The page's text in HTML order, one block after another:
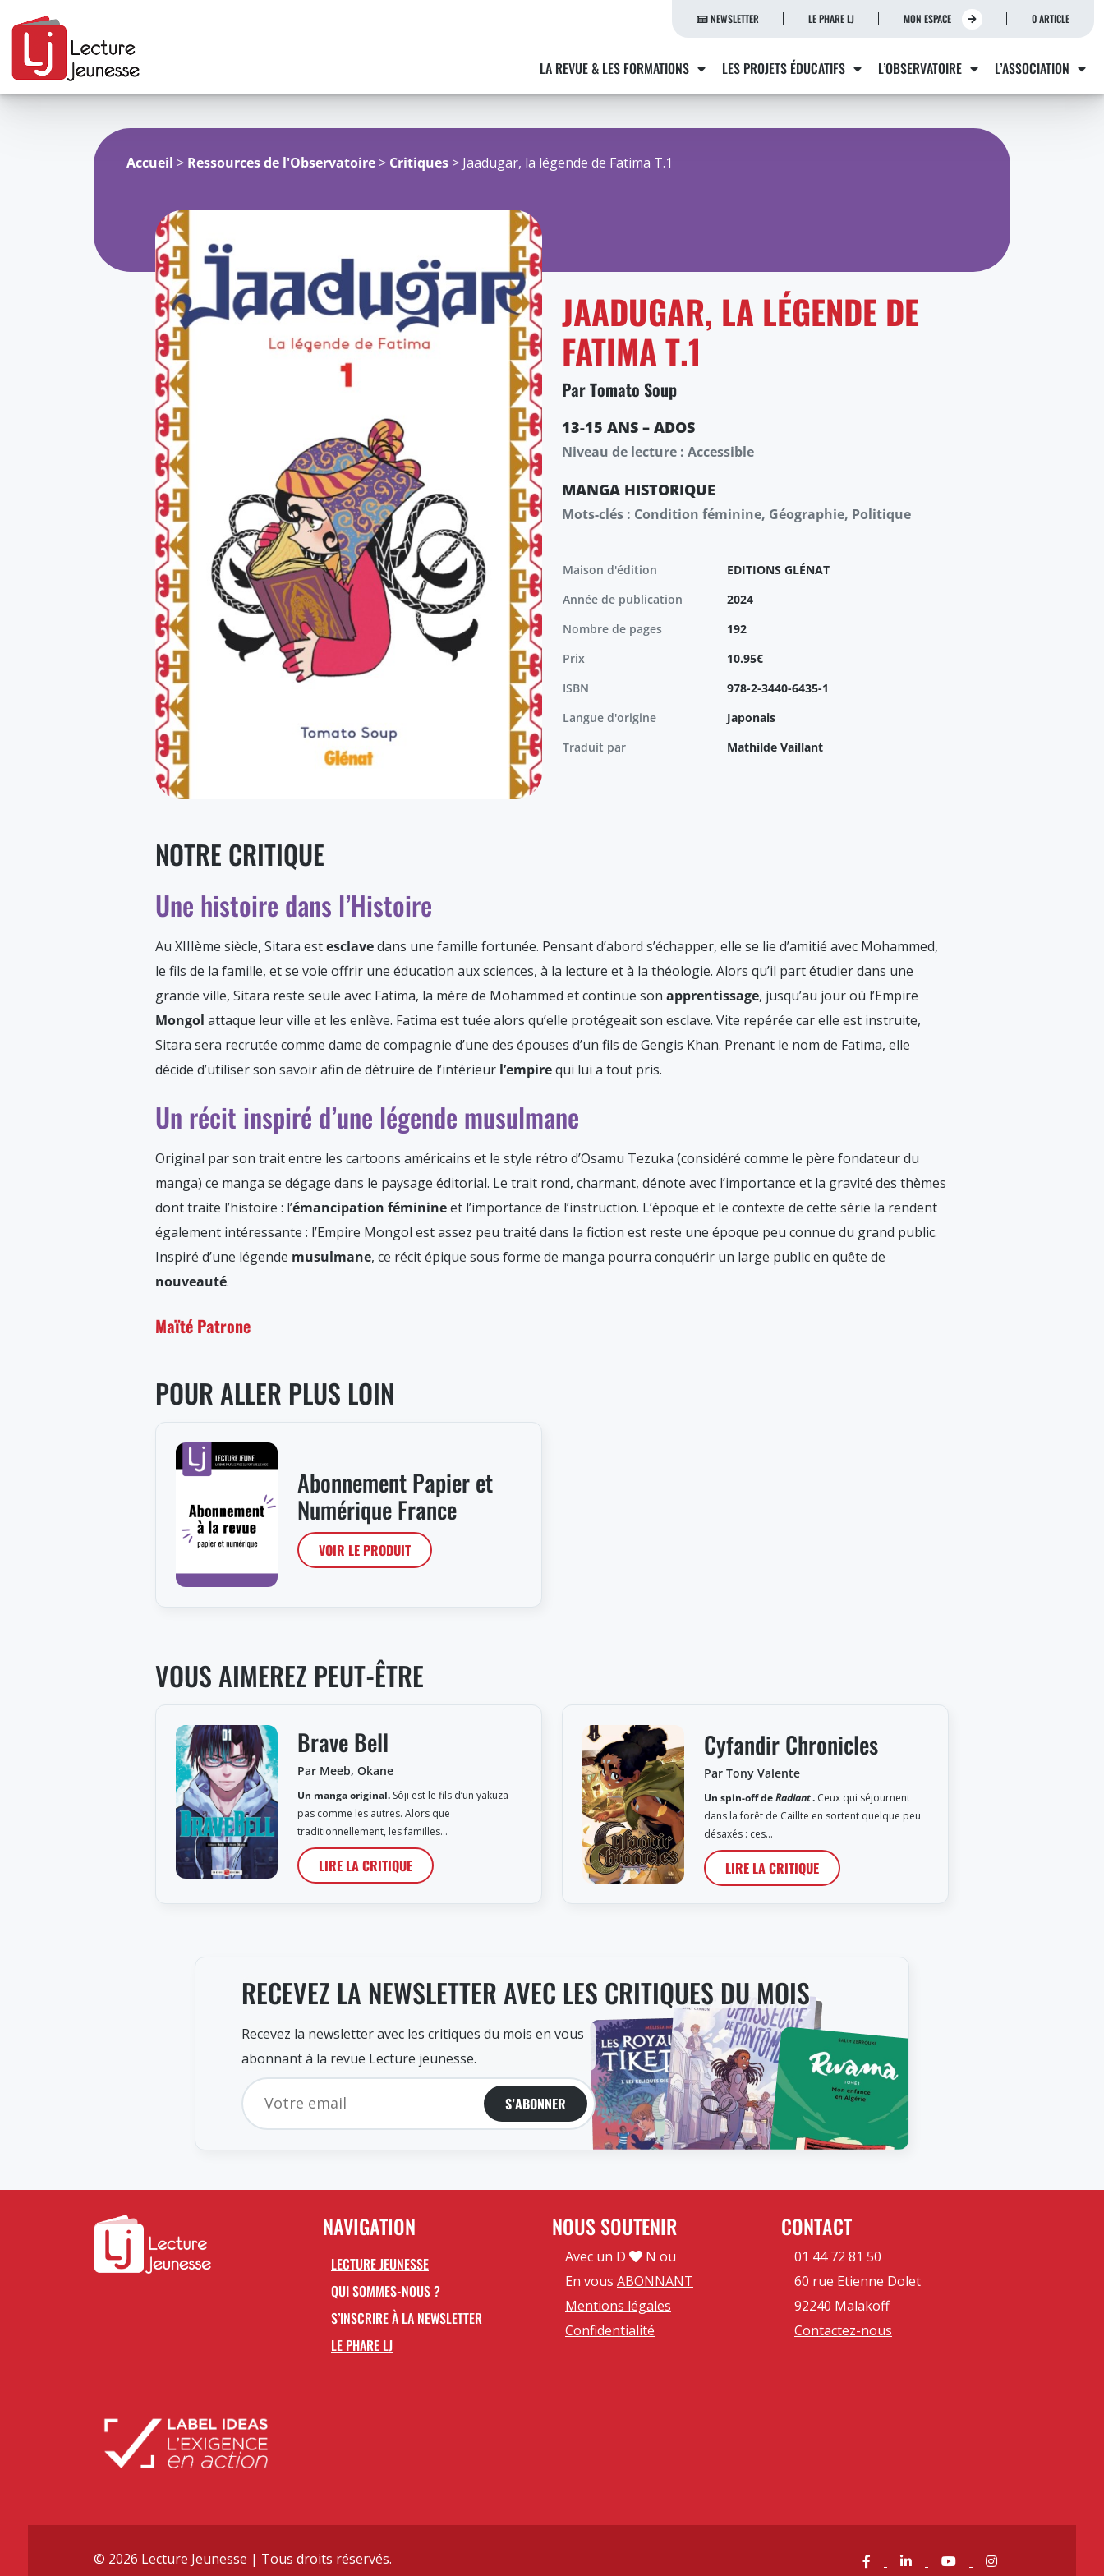
Aller
NEWSLETTER LE PHARE LJ MON ESPACE 0 ARTICLE
LA REVUE & LES FORMATIONS LES PROJETS ÉDUCATIFS L’OBSERVATOIRE L’ASSOCIATION
Accueil > Ressources de l'Observatoire > Critiques > Jaadugar, la légende de Fatima T.1
JAADUGAR, LA LÉGENDE DE
FATIMA T.1
Par Tomato Soup
13-15 ANS – ADOS
Niveau de lecture : Accessible
MANGA HISTORIQUE
Mots-clés : Condition féminine, Géographie, Politique
Maison d'édition
EDITIONS GLÉNAT
Année de publication
2024
Nombre de pages
192
Prix
10.95€
ISBN
978-2-3440-6435-1
Langue d'origine
Japonais
Traduit par
Mathilde Vaillant
NOTRE CRITIQUE
Une histoire dans l’Histoire
Au XIIIème siècle, Sitara estesclavedans une famille fortunée. Pensant d’abord s’échapper, elle se lie d’amitié avec Mohammed,
le fils de la famille, et se voie offrir une éducation aux sciences, à la lecture et à la théologie. Alors qu’il part étudier dans une
grande ville, Sitara reste seule avec Fatima, la mère de Mohammed et continue son apprentissage, jusqu’au jour où l’Empire
Mongol attaque leur ville et les enlève. Fatima est tuée alors qu’elle protégeait son esclave. Vite repérée car elle est instruite,
Sitara sera recrutée comme dame de compagnie d’une des épouses d’un fils de Gengis Khan. Prenant le nom de Fatima, elle
décide d’utiliser son savoir afin de détruire de l’intérieur l’empirequi lui a tout pris.
Un récit inspiré d’une légende musulmane
Original par son trait entre les cartoons américains et le style rétro d’Osamu Tezuka (considéré comme le père fondateur du
manga) ce manga se dégage dans le paysage éditorial. Le trait rond, charmant, dénote avec l’importance et la gravité des thèmes
dont traite l’histoire : l’émancipation féminineet l’importance de l’instruction. L’époque et le contexte de cette série la rendent
également intéressante : l’Empire Mongol est assez peu traité dans la fiction est reste une époque peu connue du grand public.
Inspiré d’une légende musulmane, ce récit épique sous forme de manga pourra conquérir un large public en quête de
nouveauté.
Maïté Patrone
POUR ALLER PLUS LOIN
Abonnement Papier et
Numérique France
VOIR LE PRODUIT
VOUS AIMEREZ PEUT-ÊTRE
Brave Bell
Par Meeb, Okane
Un manga original. Sôji est le fils d’un yakuza
pas comme les autres. Alors que
traditionnellement, les familles…
LIRE LA CRITIQUE
Cyfandir Chronicles
Par Tony Valente
Un spin-off deRadiant. Ceux qui séjournent
dans la forêt de Caillte en sortent quelque peu
désaxés : ces…
LIRE LA CRITIQUE
RECEVEZ LA NEWSLETTER AVEC LES CRITIQUES DU MOIS
Recevez la newsletter avec les critiques du mois en vous
abonnant à la revue Lecture jeunesse.
S’ABONNER
NAVIGATION
LECTURE JEUNESSE
QUI SOMMES-NOUS ?
S’INSCRIRE À LA NEWSLETTER
LE PHARE LJ
NOUS SOUTENIR
Avec un D
N ou
En vous ABONNANT
Mentions légales
Confidentialité
CONTACT
01 44 72 81 50
60 rue Etienne Dolet
92240 Malakoff
Contactez-nous
© 2026 Lecture Jeunesse | Tous droits réservés.